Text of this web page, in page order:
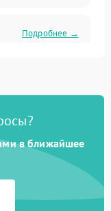
Подробнее →
Подробнее →
в ближайшее